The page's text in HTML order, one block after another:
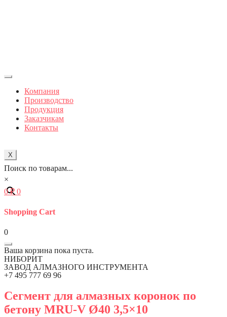
Компания
Производство
Продукция
Заказчикам
Контакты
X
Поиск по товарам...
×
0₽ 0
Shopping Cart
0
Ваша корзина пока пуста.
НИБОРИТ
ЗАВОД АЛМАЗНОГО ИНСТРУМЕНТА
+7 495 777 69 96
Сегмент для алмазных коронок по
бетону MRU-V Ø40 3,5×10